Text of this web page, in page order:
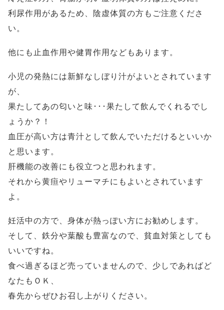
利尿作用があるため、陰虚体質の方もご注意くださ
い。
他にも止血作用や健胃作用などもあります。
小児の発熱には新鮮なしぼり汁がよいとされています
が、
果たしてあの匂いと味･･･果たして飲んでくれるでし
ょうか？！
血圧が高い方は青汁として飲んでいただけるといいか
と思います。
肝機能の改善にも役立つと思われます。
それから黄疸やリューマチにもよいとされています
よ。
妊活中の方で、身体が熱っぽい方にお勧めします。
そして、鉄分や葉酸も豊富なので、貧血対策としても
いいですね。
食べ過ぎるほど売っていませんので、少しであればど
なたもＯＫ、
春先からぜひお召し上がりください。